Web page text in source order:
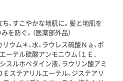
、すこやかな地肌に。髪と地肌を
を防ぐ。（医薬部外品）
ウム＊、水、ラウレス硫酸Ｎａ、ポ
テル硫酸アンモニウム（１Ｅ．
スルホベタイン液、ラウリン酸アミ
Ｅステアリルエーテル、ジステアリ